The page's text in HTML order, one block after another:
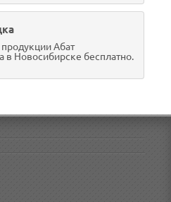
Абат
в Новосибирске бесплатно.